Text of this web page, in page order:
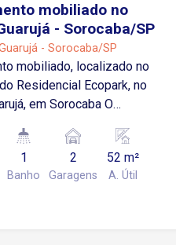
mobiliado no
- Sorocaba/SP
- Sorocaba/SP
mobiliado, localizado no
Residencial Ecopark, no
em Sorocaba O
com armários e
Área de serviço; 2
1 com armário
1
Banho
2
Garagens
52 m²
A. Útil